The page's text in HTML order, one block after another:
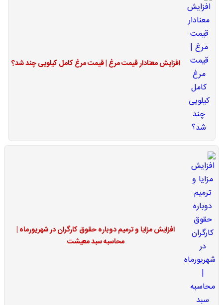
افزایش معنادار قیمت مرغ | قیمت مرغ کامل کیلویی چند شد؟
افزایش مزایا و ترمیم دوباره حقوق کارگران در شهریورماه |
محاسبه سبد معیشت